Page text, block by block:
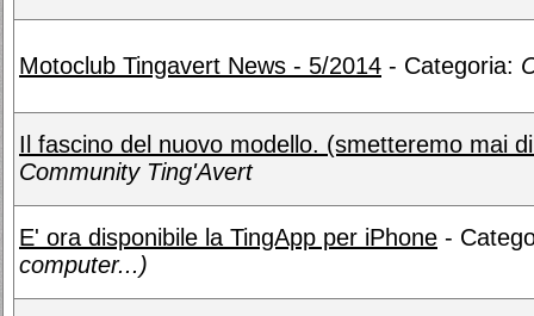
Motoclub Tingavert News - 5/2014 - Categoria:
Il fascino del nuovo modello. (smetteremo mai
Community Ting'Avert
E' ora disponibile la TingApp per iPhone -
computer...)